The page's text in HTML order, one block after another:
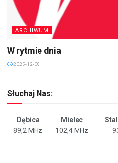
ARCHIWUM
W rytmie dnia
2025-12-08
Słuchaj Nas:
Dębica Mielec
89,2 MHz
102,4 MHz